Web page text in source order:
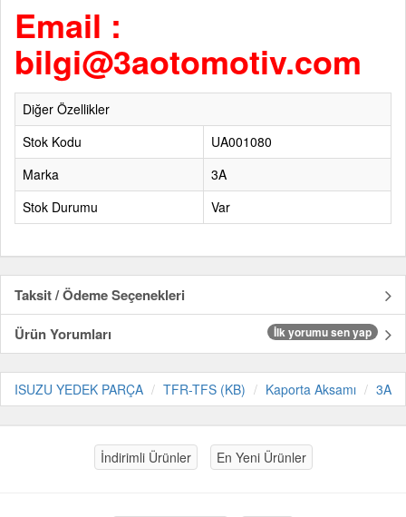
Email :
bilgi@3aotomotiv.com
Diğer Özellikler
Stok Kodu
UA001080
Marka
3A
Stok Durumu
Var
Taksit / Ödeme Seçenekleri
Ürün Yorumları
İlk yorumu sen yap
ISUZU YEDEK PARÇA TFR-TFS (KB) Kaporta Aksamı 3A
İndirimli Ürünler En Yeni Ürünler